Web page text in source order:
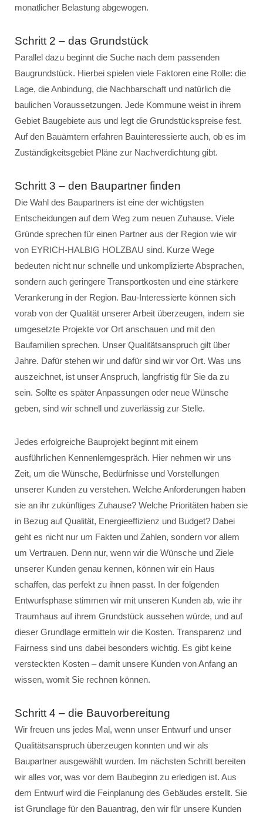
monatlicher Belastung abgewogen.
Schritt 2 – das Grundstück
Parallel dazu beginnt die Suche nach dem passenden
Baugrundstück. Hierbei spielen viele Faktoren eine Rolle: die
Lage, die Anbindung, die Nachbarschaft und natürlich die
baulichen Voraussetzungen. Jede Kommune weist in ihrem
Gebiet Baugebiete aus und legt die Grundstückspreise fest.
Auf den Bauämtern erfahren Bauinteressierte auch, ob es im
Zuständigkeitsgebiet Pläne zur Nachverdichtung gibt.
Schritt 3 – den Baupartner finden
Die Wahl des Baupartners ist eine der wichtigsten
Entscheidungen auf dem Weg zum neuen Zuhause. Viele
Gründe sprechen für einen Partner aus der Region wie wir
von EYRICH-HALBIG HOLZBAU sind. Kurze Wege
bedeuten nicht nur schnelle und unkomplizierte Absprachen,
sondern auch geringere Transportkosten und eine stärkere
Verankerung in der Region. Bau-Interessierte können sich
vorab von der Qualität unserer Arbeit überzeugen, indem sie
umgesetzte Projekte vor Ort anschauen und mit den
Baufamilien sprechen. Unser Qualitätsanspruch gilt über
Jahre. Dafür stehen wir und dafür sind wir vor Ort. Was uns
auszeichnet, ist unser Anspruch, langfristig für Sie da zu
sein. Sollte es später Anpassungen oder neue Wünsche
geben, sind wir schnell und zuverlässig zur Stelle.
Jedes erfolgreiche Bauprojekt beginnt mit einem
ausführlichen Kennenlerngespräch. Hier nehmen wir uns
Zeit, um die Wünsche, Bedürfnisse und Vorstellungen
unserer Kunden zu verstehen. Welche Anforderungen haben
sie an ihr zukünftiges Zuhause? Welche Prioritäten haben sie
in Bezug auf Qualität, Energieeffizienz und Budget? Dabei
geht es nicht nur um Fakten und Zahlen, sondern vor allem
um Vertrauen. Denn nur, wenn wir die Wünsche und Ziele
unserer Kunden genau kennen, können wir ein Haus
schaffen, das perfekt zu ihnen passt. In der folgenden
Entwurfsphase stimmen wir mit unseren Kunden ab, wie ihr
Traumhaus auf ihrem Grundstück aussehen würde, und auf
dieser Grundlage ermitteln wir die Kosten. Transparenz und
Fairness sind uns dabei besonders wichtig. Es gibt keine
versteckten Kosten – damit unsere Kunden von Anfang an
wissen, womit Sie rechnen können.
Schritt 4 – die Bauvorbereitung
Wir freuen uns jedes Mal, wenn unser Entwurf und unser
Qualitätsanspruch überzeugen konnten und wir als
Baupartner ausgewählt wurden. Im nächsten Schritt bereiten
wir alles vor, was vor dem Baubeginn zu erledigen ist. Aus
dem Entwurf wird die Feinplanung des Gebäudes erstellt. Sie
ist Grundlage für den Bauantrag, den wir für unsere Kunden